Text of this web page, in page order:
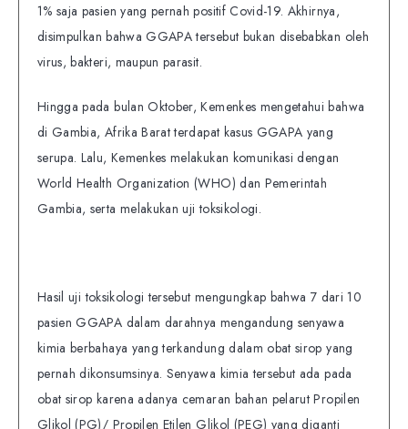
1% saja pasien yang pernah positif Covid-19. Akhirnya,
disimpulkan bahwa GGAPA tersebut bukan disebabkan oleh
virus, bakteri, maupun parasit.
Hingga pada bulan Oktober, Kemenkes mengetahui bahwa
di Gambia, Afrika Barat terdapat kasus GGAPA yang
serupa. Lalu, Kemenkes melakukan komunikasi dengan
World Health Organization (WHO) dan Pemerintah
Gambia, serta melakukan uji toksikologi.
Hasil uji toksikologi tersebut mengungkap bahwa 7 dari 10
pasien GGAPA dalam darahnya mengandung senyawa
kimia berbahaya yang terkandung dalam obat sirop yang
pernah dikonsumsinya. Senyawa kimia tersebut ada pada
obat sirop karena adanya cemaran bahan pelarut Propilen
Glikol (PG)/ Propilen Etilen Glikol (PEG) yang diganti